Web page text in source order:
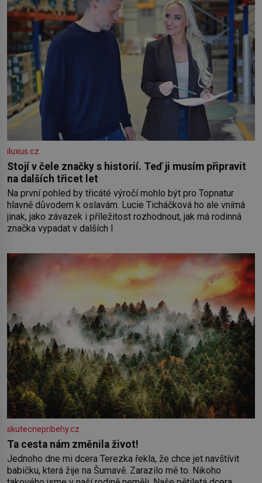
iluxus.cz
Stojí v čele značky s historií. Teď ji musím připravit
na dalších třicet let
Na první pohled by třicáté výročí mohlo být pro Topnatur
hlavně důvodem k oslavám. Lucie Ticháčková ho ale vnímá
jinak, jako závazek i příležitost rozhodnout, jak má rodinná
značka vypadat v dalších l
skutecnepribehy.cz
Ta cesta nám změnila život!
Jednoho dne mi dcera Terezka řekla, že chce jet navštívit
babičku, která žije na Šumavě. Zarazilo mě to. Nikoho